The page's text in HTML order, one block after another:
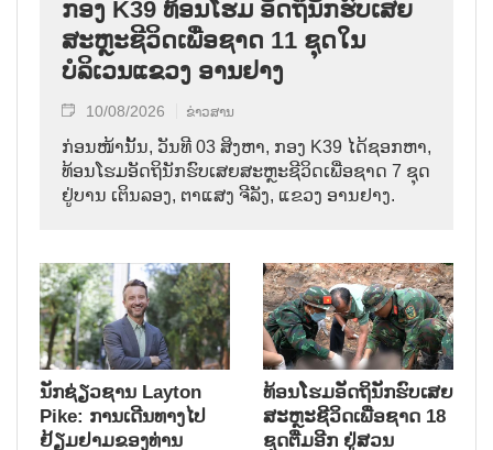
ກອງ K39 ທ້ອນໂຮມ ອັດຖິນັກຮົບເສຍ
ສະຫຼະຊີວິດເພື່ອຊາດ 11 ຊຸດໃນ
ບໍລິເວນແຂວງ ອານຢາງ
10/08/2026 ຂ່າວສານ
ກ່ອນໜ້ານັ້ນ, ວັນທີ 03 ສິງຫາ, ກອງ K39 ໄດ້ຊອກຫາ,
ທ້ອນໂຮມອັດຖິນັກຮົບເສຍສະຫຼະຊີວິດເພື່ອຊາດ 7 ຊຸດ
ຢູ່ບານ ເຕິນລອງ, ຕາແສງ ຈີລັງ, ແຂວງ ອານຢາງ.
ນັກຊ່ຽວຊານ Layton
Pike: ການເດີນທາງໄປ
ຢ້ຽມຢາມຂອງທ່ານ
ທ້ອນໂຮມອັດຖິນັກຮົບເສຍ
ສະຫຼະຊີວິດເພື່ອຊາດ 18
ຊຸດຕື່ມອີກ ຢູ່ສວນ